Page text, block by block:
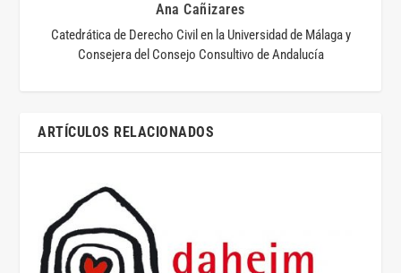
Ana Cañizares
Catedrática de Derecho Civil en la Universidad de Málaga y
Consejera del Consejo Consultivo de Andalucía
ARTÍCULOS RELACIONADOS